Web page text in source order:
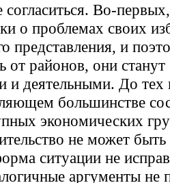
Во-
о проблемах своих
представления, и
от районов, они станут
деятельными. До тех
большинстве
экономических
не может
ситуации не
аргументы не